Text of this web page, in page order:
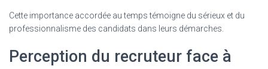
Cette importance accordée au temps témoigne du sérieux et du
professionnalisme des candidats dans leurs démarches.
Perception du recruteur face à